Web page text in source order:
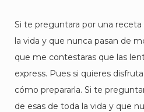
Si te preguntara por una receta
la vida y que nunca pasan de
que me contestaras que las
express. Pues si quieres
cómo prepararla. Si te
de esas de toda la vida y que